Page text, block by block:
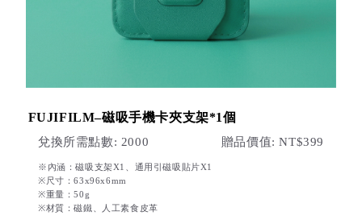
FUJIFILM–磁吸手機卡夾支架*1個
兌換所需點數: 2000 贈品價值: NT$399
※內涵：磁吸支架X1、通用引磁吸貼片X1
※尺寸：63x96x6mm
※重量：50g
※材質：磁鐵、人工素食皮革